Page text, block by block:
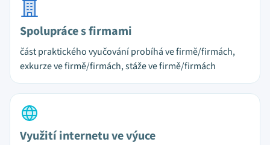
Spolupráce s firmami
část praktického vyučování probíhá ve firmě/firmách,
exkurze ve firmě/firmách, stáže ve firmě/firmách
Využití internetu ve výuce